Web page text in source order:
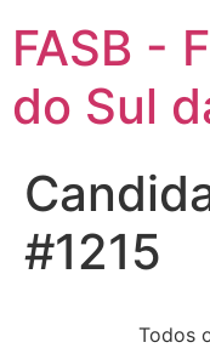
FASB -
do Sul
#1215
Todos